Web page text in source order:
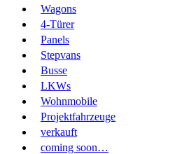
Wagons
4-Türer
Panels
Stepvans
Busse
LKWs
Wohnmobile
Projektfahrzeuge
verkauft
coming soon…